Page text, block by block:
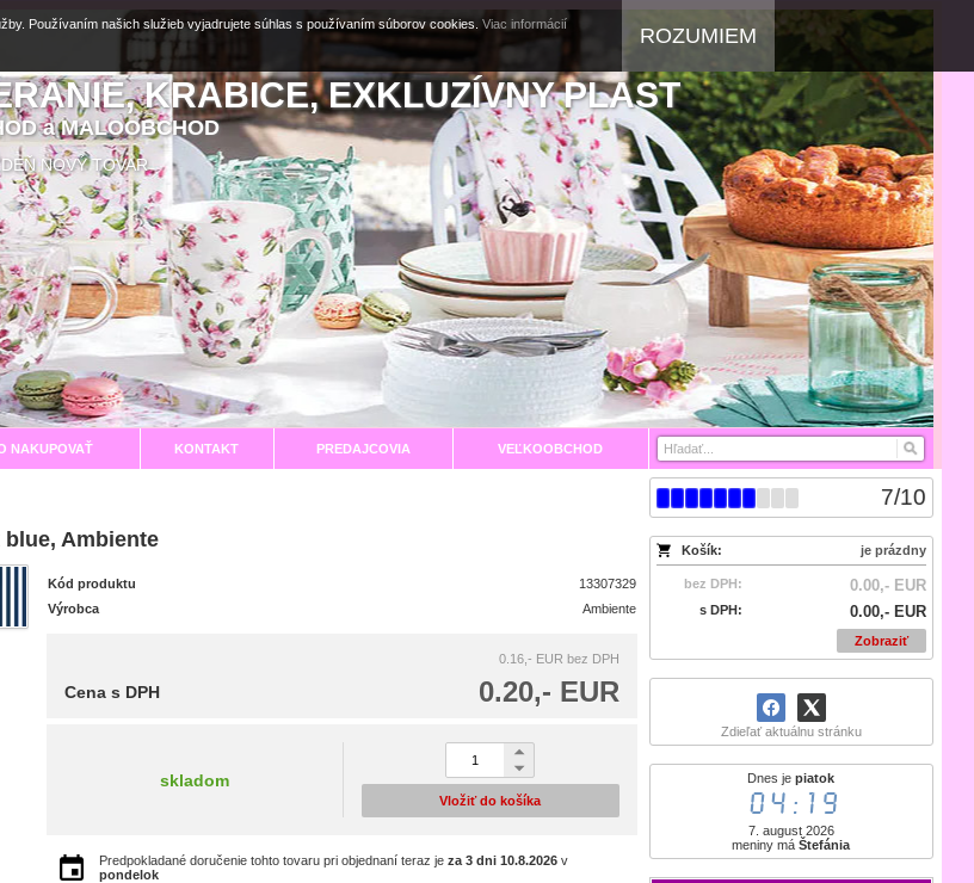
KRABICE, EXKLUZÍVNY PLAST
a MALOOBCHOD
NOVÝ TOVAR
NAKUPOVAŤ KONTAKT PREDAJCOVIA VEĽKOOBCHOD
7/10
Košík: je prázdny
bez DPH: 0.00,- EUR
s DPH: 0.00,- EUR
Zobraziť
Zdieľať aktuálnu stránku
Dnes jepiatok
04:19
7. august 2026
meniny máŠtefánia
Ambiente
Kód produktu
13307329
Výrobca
Ambiente
0.16,- EUR bez DPH
0.20,- EUR
Cena s DPH
skladom
Vložiť do košíka
Predpokladané doručenie tohto tovaru pri objednaní teraz je za 3 dni 10.8.2026v
pondelok
Používaním našich služieb vyjadrujete súhlas s používaním súborov cookies. Viac informácií
ROZUMIEM